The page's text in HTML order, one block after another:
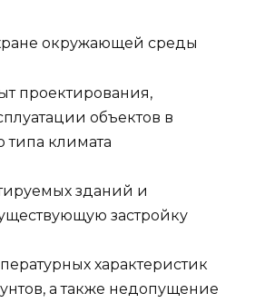
окружающей среды
проектирования,
объектов в
типа климата
зданий и
застройку
характеристик
а также недопущение